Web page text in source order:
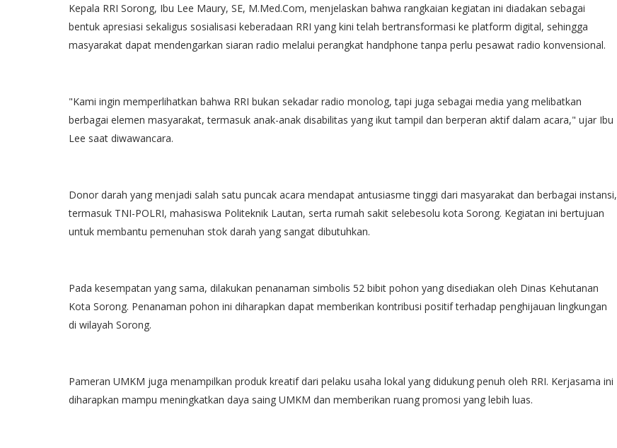
Kepala RRI Sorong, Ibu Lee Maury, SE, M.Med.Com, menjelaskan bahwa rangkaian kegiatan ini diadakan sebagai
bentuk apresiasi sekaligus sosialisasi keberadaan RRI yang kini telah bertransformasi ke platform digital, sehingga
masyarakat dapat mendengarkan siaran radio melalui perangkat handphone tanpa perlu pesawat radio konvensional.
"Kami ingin memperlihatkan bahwa RRI bukan sekadar radio monolog, tapi juga sebagai media yang melibatkan
berbagai elemen masyarakat, termasuk anak-anak disabilitas yang ikut tampil dan berperan aktif dalam acara," ujar Ibu
Lee saat diwawancara.
Donor darah yang menjadi salah satu puncak acara mendapat antusiasme tinggi dari masyarakat dan berbagai instansi,
termasuk TNI-POLRI, mahasiswa Politeknik Lautan, serta rumah sakit selebesolu kota Sorong. Kegiatan ini bertujuan
untuk membantu pemenuhan stok darah yang sangat dibutuhkan.
Pada kesempatan yang sama, dilakukan penanaman simbolis 52 bibit pohon yang disediakan oleh Dinas Kehutanan
Kota Sorong. Penanaman pohon ini diharapkan dapat memberikan kontribusi positif terhadap penghijauan lingkungan
di wilayah Sorong.
Pameran UMKM juga menampilkan produk kreatif dari pelaku usaha lokal yang didukung penuh oleh RRI. Kerjasama ini
diharapkan mampu meningkatkan daya saing UMKM dan memberikan ruang promosi yang lebih luas.